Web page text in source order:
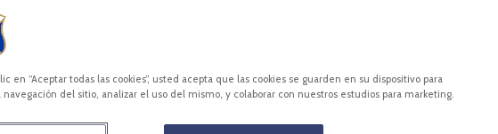
Tenerife
Fortuna
en “Aceptar todas las cookies”, usted acepta que las cookies se guarden en su dispositivo para
navegación del sitio, analizar el uso del mismo, y colaborar con nuestros estudios para marketing.